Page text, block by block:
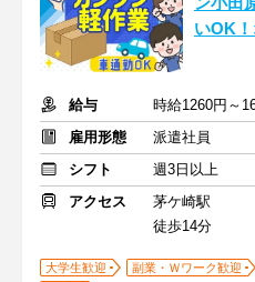
いOK
給与
時給1260円～
雇用形態
派遣社員
シフト
週3日以上
アクセス
茅ケ崎駅
徒歩14分
大学生歓迎 副業・Ｗワーク歓迎